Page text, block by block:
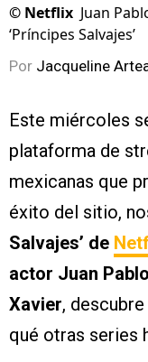
© Netflix Juan
‘Príncipes Salvajes’
Por Jacqueline
Este miércoles
plataforma de
mexicanas que
éxito del sitio,
Salvajes’ de
actor Juan
Xavier,
qué otras series